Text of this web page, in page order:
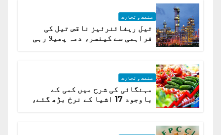
صنعت و تجارت
تیل ریفائنرئیز ناقص تیل کی
فراہمی سے کینسر، دمہ پھیلا رہی
صنعت و تجارت
مہنگائی کی شرح میں کمی کے
باوجود 17 اشیا کے نرخ بڑھ گئے،